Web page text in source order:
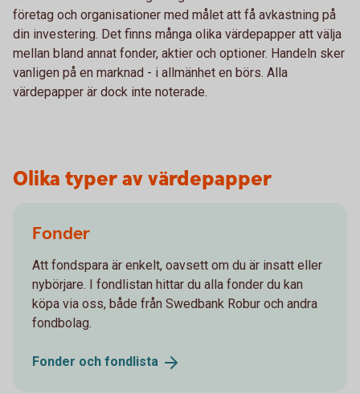
företag och organisationer med målet att få avkastning på
din investering. Det finns många olika värdepapper att välja
mellan bland annat fonder, aktier och optioner. Handeln sker
vanligen på en marknad - i allmänhet en börs. Alla
värdepapper är dock inte noterade.
Olika typer av värdepapper
Fonder
Att fondspara är enkelt, oavsett om du är insatt eller
nybörjare. I fondlistan hittar du alla fonder du kan
köpa via oss, både från Swedbank Robur och andra
fondbolag.
Fonder och fondlista